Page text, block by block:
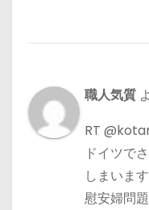
職人気質
RT
ドイツで
しまいます
慰安婦問